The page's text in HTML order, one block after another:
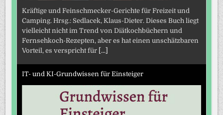
Kräftige und Feinschmecker-Gerichte für Freizeit und
Camping. Hrsg.: Sedlacek, Klaus-Dieter. Dieses Buch liegt
vielleicht nicht im Trend von Diätkochbüchern und
Fernsehkoch-Rezepten, aber es hat einen unschätzbaren
Vorteil, es verspricht für [...]
IT- und KI-Grundwissen für Einsteiger